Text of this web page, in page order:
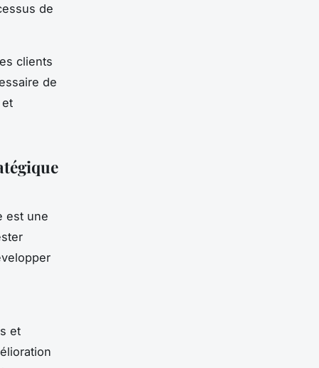
de
clients
de
est une
et